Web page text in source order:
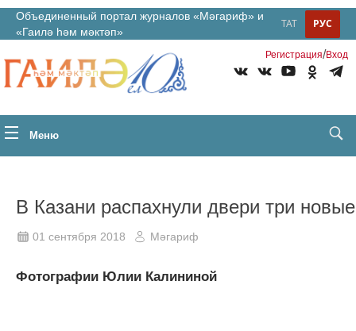
Объединенный портал журналов «Мәгариф» и
«Гаилә һәм мәктәп»
РУС
ТАТ
Регистрация/Вход
Меню
В Казани распахнули двери три
01 сентября 2018 Мәгариф
Фотографии Юлии Калининой